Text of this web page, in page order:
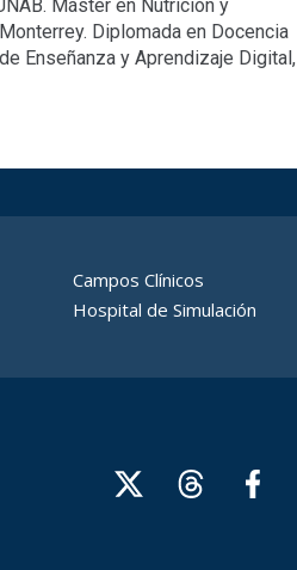
Máster en Nutrición y
Diplomada en Docencia
Enseñanza y Aprendizaje Digital,